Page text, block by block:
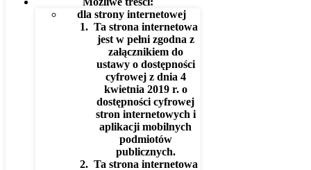
dla strony internetowej
Ta strona internetowa
jest w pełni zgodna z
załącznikiem do
ustawy o dostępności
cyfrowej z dnia 4
kwietnia 2019 r. o
dostępności cyfrowej
stron internetowych i
aplikacji mobilnych
podmiotów
publicznych.
Ta strona internetowa